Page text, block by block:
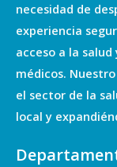
necesidad de
experiencia
acceso a la
médicos.
el sector de la
local y